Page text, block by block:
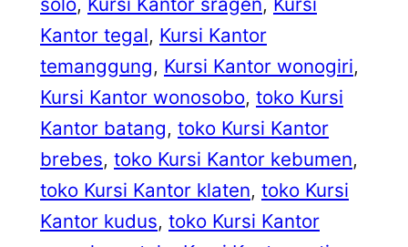
Kantor tegal, Kursi Kantor
temanggung, Kursi Kantor wonogiri
Kursi Kantor wonosobo, toko Kursi
Kantor batang, toko Kursi Kantor
brebes, toko Kursi Kantor kebumen
toko Kursi Kantor klaten, toko Kursi
Kantor kudus, toko Kursi Kantor